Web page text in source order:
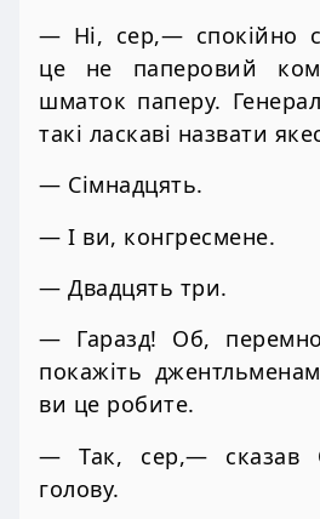
— Ні, сер,— спокійно
це не паперовий
шматок паперу.
такі ласкаві назвати
— Сімнадцять.
— І ви, конгресмене.
— Двадцять три.
— Гаразд! Об,
покажіть
ви це робите.
— Так, сер,— сказав
голову.